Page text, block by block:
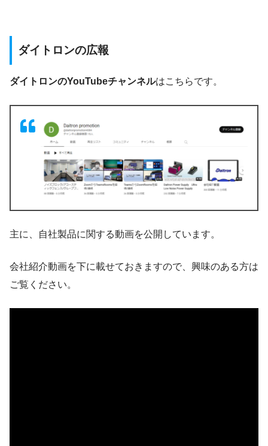
ダイトロンの広報
ダイトロンのYouTubeチャンネルはこちらです。
主に、自社製品に関する動画を公開しています。
会社紹介動画を下に載せておきますので、興味のある方は
ご覧ください。